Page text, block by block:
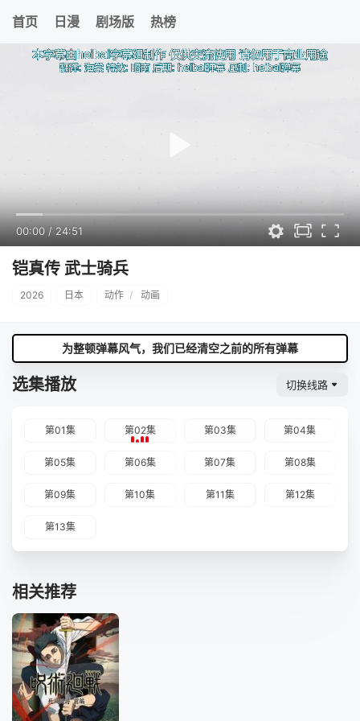
首页 日漫 剧场版 热榜
00:00/ 24:51
铠真传 武士骑兵
2026 日本 动作 / 动画
为整顿弹幕风气，我们已经清空之前的所有弹幕
选集播放 切换线路
第01集 第02集 第03集 第04集
第05集 第06集 第07集 第08集
第09集 第10集 第11集 第12集
第13集
相关推荐